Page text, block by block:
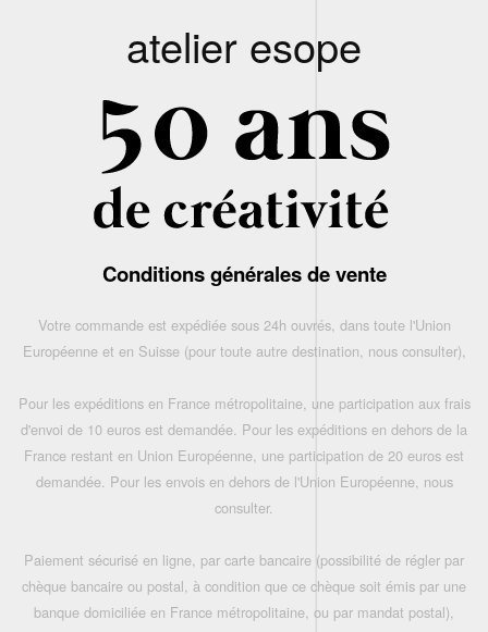
atelier esope
Conditions générales de vente
Votre commande est expédiée sous 24h ouvrés, dans toute l'Union
Européenne et en Suisse (pour toute autre destination, nous consulter),
Pour les expéditions en France métropolitaine, une participation aux frais
d'envoi de 10 euros est demandée. Pour les expéditions en dehors de la
France restant en Union Européenne, une participation de 20 euros est
demandée. Pour les envois en dehors de l'Union Européenne, nous
consulter.
Paiement sécurisé en ligne, par carte bancaire (possibilité de régler par
chèque bancaire ou postal, à condition que ce chèque soit émis par une
banque domiciliée en France métropolitaine, ou par mandat postal),